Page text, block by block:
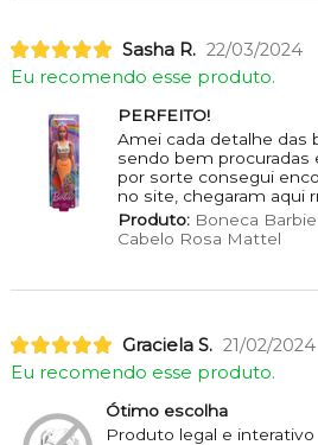
Sasha R. 22/03/2024
Eu recomendo esse produto.
PERFEITO!
Amei cada detalhe das
sendo bem procuradas
por sorte consegui
no site, chegaram aqui
Produto:Boneca Barbie
Cabelo Rosa Mattel
Graciela S. 21/02/2024
Eu recomendo esse produto.
Ótimo escolha
Produto legal e interativo